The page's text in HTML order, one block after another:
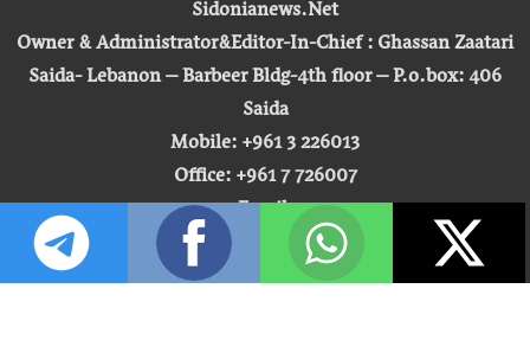
Sidonianews.Net
Owner & Administrator&Editor-In-Chief : Ghassan Zaatari
Saida- Lebanon – Barbeer Bldg-4th floor – P.o.box: 406
Saida
Mobile: +961 3 226013
Office: +961 7 726007
zaatari.ghassan@gmail.com
zaataripress@yahoo.com